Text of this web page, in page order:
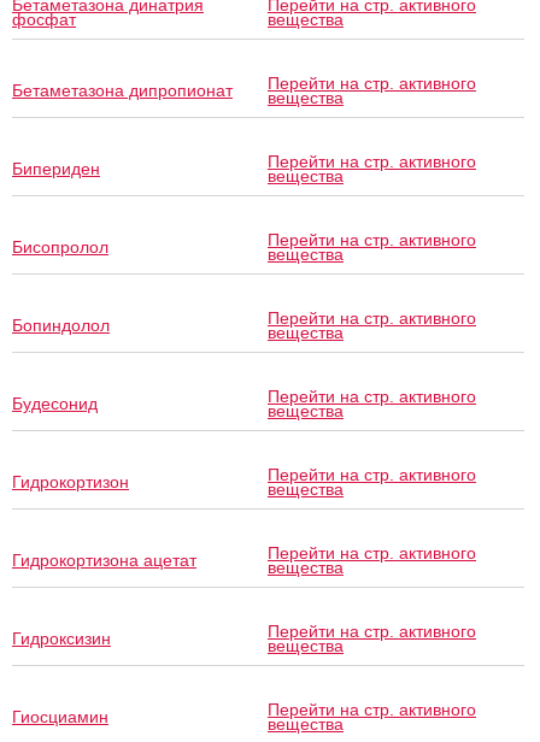
Бетаметазона динатрия
фосфат
Перейти на стр. активного
вещества
Бетаметазона дипропионат Перейти на стр. активного
вещества
Бипериден Перейти на стр. активного
вещества
Бисопролол Перейти на стр. активного
вещества
Бопиндолол Перейти на стр. активного
вещества
Будесонид Перейти на стр. активного
вещества
Гидрокортизон Перейти на стр. активного
вещества
Гидрокортизона ацетат Перейти на стр. активного
вещества
Гидроксизин Перейти на стр. активного
вещества
Гиосциамин Перейти на стр. активного
вещества